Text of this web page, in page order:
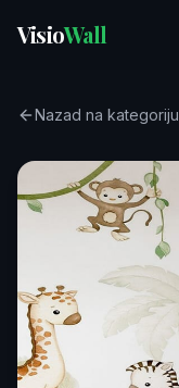
VisioWall
Nazad na kategoriju